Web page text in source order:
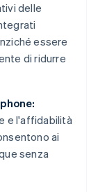
delle
essere
di ridurre
e l'affidabilità
ai
senza